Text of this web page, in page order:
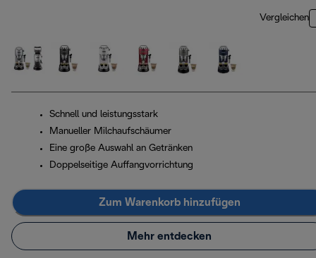
Vergleichen
Schnell und leistungsstark
Manueller Milchaufschäumer
Eine große Auswahl an Getränken
Doppelseitige Auffangvorrichtung
Zum Warenkorb hinzufügen
Mehr entdecken